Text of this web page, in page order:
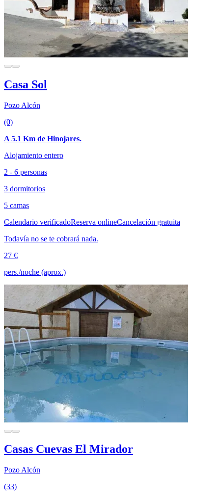
Casa Sol
Pozo Alcón
(0)
A 5.1 Km de Hinojares.
Alojamiento entero
2 - 6 personas
3 dormitorios
5 camas
Calendario verificadoReserva onlineCancelación gratuita
Todavía no se te cobrará nada.
27 €
pers./noche (aprox.)
Casas Cuevas El Mirador
Pozo Alcón
(33)